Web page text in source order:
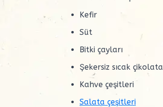
Kefir
Süt
Bitki çayları
Şekersiz sıcak çikolata
Kahve çeşitleri
Salata çeşitleri